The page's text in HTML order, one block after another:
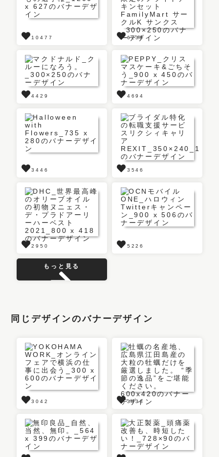
10477 6238
4429 4694
3446 3546
2950 5226
もっと見る
同じデザインのバナーデザイン
3042 3933